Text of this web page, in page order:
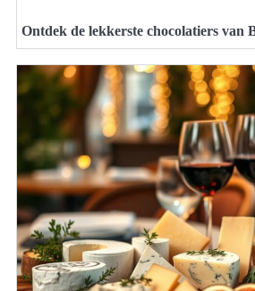
Ontdek de lekkerste chocolatiers van